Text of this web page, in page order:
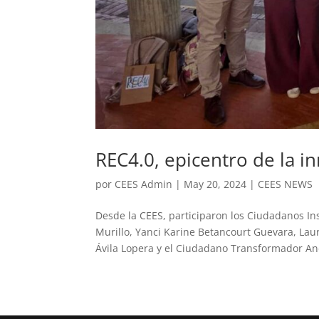
REC4.0, epicentro de la
por CEES Admin | May 20, 2024 | CEES NEWS
Desde la CEES, participaron los Ciudadanos
Murillo, Yanci Karine Betancourt Guevara,
Ávila Lopera y el Ciudadano Transformador